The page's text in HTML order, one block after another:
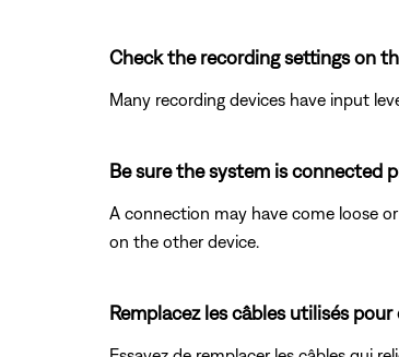
Check the recording settings on
Many recording devices have input
Be sure the system is connected
A connection may have come loose
on the other device.
Remplacez les câbles utilisés